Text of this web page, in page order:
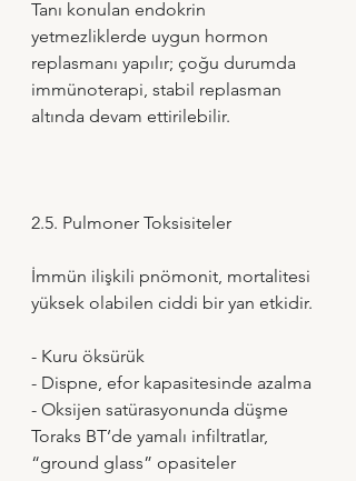
Tanı konulan endokrin
yetmezliklerde uygun hormon
replasmanı yapılır; çoğu durumda
immünoterapi, stabil replasman
altında devam ettirilebilir.
2.5. Pulmoner Toksisiteler
İmmün ilişkili pnömonit, mortalitesi
yüksek olabilen ciddi bir yan etkidir.
- Kuru öksürük
- Dispne, efor kapasitesinde azalma
- Oksijen satürasyonunda düşme
Toraks BT’de yamalı infiltratlar,
“ground glass” opasiteler